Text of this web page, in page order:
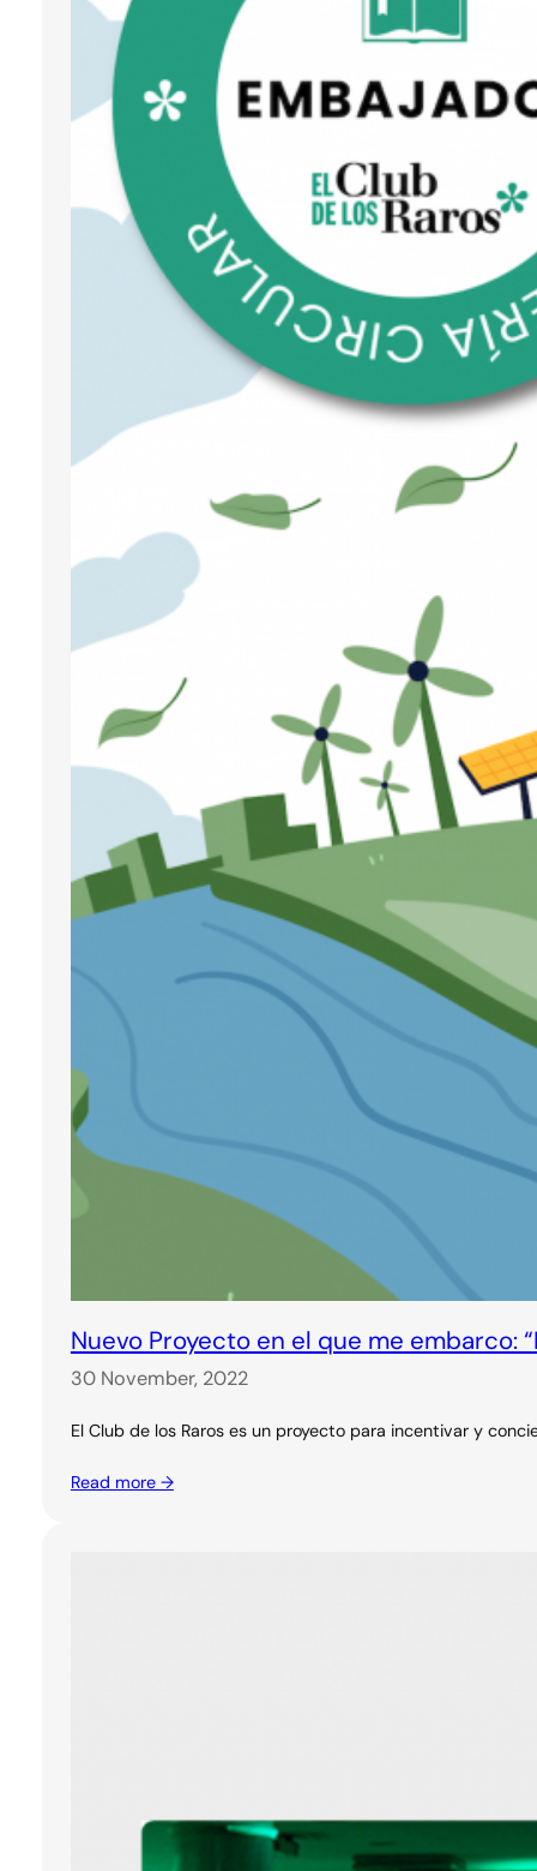
Nuevo Proyecto en el que me embarco:
30 November, 2022
El Club de los Raros es un proyecto para incentivar y
Read more →